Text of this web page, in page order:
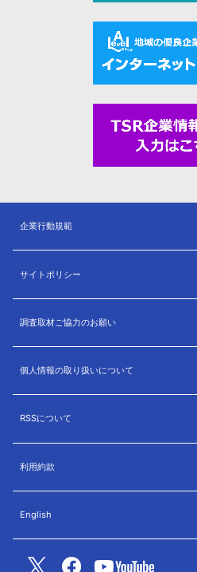
企業行動規範
サイトポリシー
調査取材ご協力のお願い
個人情報の取り扱いについて
RSSについて
利用約款
English